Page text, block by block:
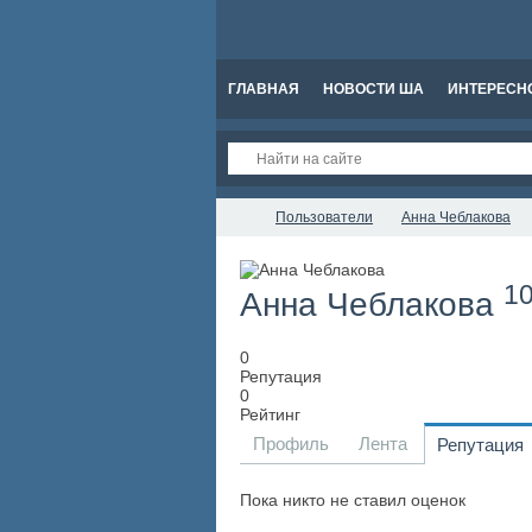
ГЛАВНАЯ НОВОСТИ ША
Пользователи Анна Чеблакова
Анна Чеблакова
0
Репутация
0
Рейтинг
Профиль Лента Репутация
Пока никто не ставил оценок